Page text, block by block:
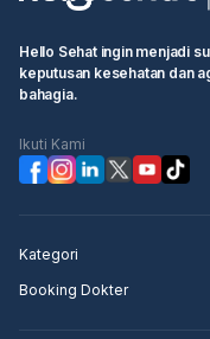
Hello Sehat ingin menjadi
keputusan kesehatan dan
bahagia.
Ikuti Kami
Kategori
Booking Dokter